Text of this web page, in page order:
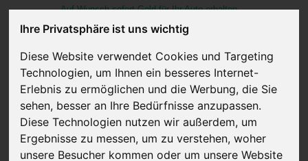
Ihre Privatsphäre ist uns wichtig
Diese Website verwendet Cookies und Targeting
Technologien, um Ihnen ein besseres Internet-
Erlebnis zu ermöglichen und die Werbung, die Sie
sehen, besser an Ihre Bedürfnisse anzupassen.
Diese Technologien nutzen wir außerdem, um
Ergebnisse zu messen, um zu verstehen, woher
unsere Besucher kommen oder um unsere Website
Auf Wunsch sofort Geld für Ihr Auto erhalten
JETZT KOSTENLOSE BEWERTUNG
Kostenloses Angebotfür den Ankauf Ihres Autos inklusive der